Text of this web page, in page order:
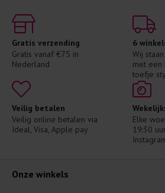
Gratis verzending
Gratis vanaf €75 in
Nederland
6
Wij
met een
toefje
Veilig betalen
Veilig online betalen via
Ideal, Visa, Apple pay
Elke
19:30
Onze winkels